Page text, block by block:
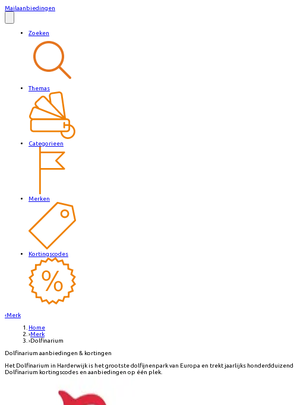
Mailaanbiedingen
Zoeken
Themas
Categorieen
Merken
Kortingscodes
‹Merk
Home
›Merk
›Dolfinarium
Dolfinarium aanbiedingen & kortingen
Het Dolfinarium in Harderwijk is het grootste dolfijnenpark van Europa en trekt jaarlijks
Dolfinarium kortingscodes en aanbiedingen op één plek.